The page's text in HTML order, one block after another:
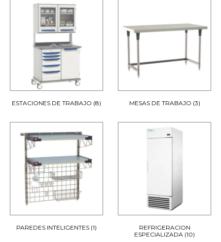
ESTACIONES DE TRABAJO (8) MESAS DE TRABAJO (3)
PAREDES INTELIGENTES (1)
REFRIGERACION
ESPECIALIZADA (10)